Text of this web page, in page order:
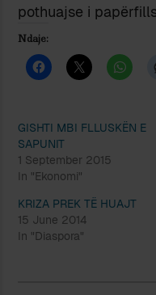
pothuajse i
Ndaje:
GISHTI MBI FLLUSKËN E
SAPUNIT
1 September 2015
In "Ekonomi"
KRIZA PREK TË HUAJT
15 June 2014
In "Diaspora"